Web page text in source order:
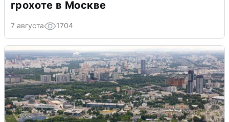
грохоте в Москве
7 августа 1704